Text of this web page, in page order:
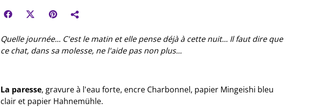
Quelle journée... C'est le matin et elle pense déjà à cette nuit... Il faut dire que
ce chat, dans sa molesse, ne l'aide pas non plus...
La paresse, gravure à l'eau forte, encre Charbonnel, papier Mingeishi bleu
clair et papier Hahnemühle.